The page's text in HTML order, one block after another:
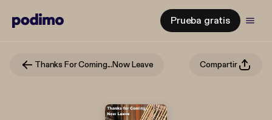
Prueba gratis
Thanks For Coming...Now Leave Compartir